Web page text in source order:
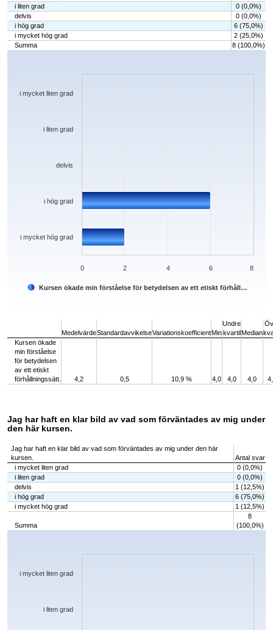
i liten grad
0 (0,0%)
delvis
0 (0,0%)
i hög grad
6 (75,0%)
i mycket hög grad
2 (25,0%)
Summa
8 (100,0%)
Chart
The chart has 1 X axis displaying categories.
Kursen ökade min förståelse för betydelsen av ett etiskt förhåll…
i mycket hög grad
i hög grad
delvis
i liten grad
i mycket liten grad
0 2 4 6 8
MedelvärdeStandardavvikelseVariationskoefficientMin
Undre
kvartilMedian
Kursen ökade
min förståelse
för betydelsen
av ett etiskt
förhållningssätt.
4,2 0,5 10,9 % 4,0 4,0 4,0
Jag har haft en klar bild av vad som förväntades av mig under
den här kursen.
Jag har haft en klar bild av vad som förväntades av mig under den här
kursen.
Antal svar
i mycket liten grad
0 (0,0%)
i liten grad
0 (0,0%)
delvis
1 (12,5%)
i hög grad
6 (75,0%)
i mycket hög grad
1 (12,5%)
Summa
8
(100,0%)
Chart
The chart has 1 X axis displaying categories.
i liten grad
i mycket liten grad